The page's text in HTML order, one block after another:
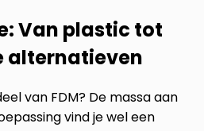
Van plastic tot
alternatieven
van FDM? De massa aan
vind je wel een